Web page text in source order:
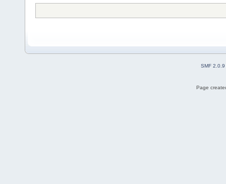
SMF 2.0.9
Page